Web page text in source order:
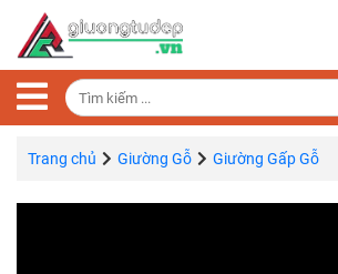
Trang
Chủ
Combo
Phòng
Ngủ
Trang chủ Giường Gỗ Giường Gấp Gỗ